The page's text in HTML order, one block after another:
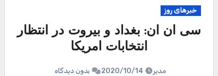
خبرهای روز
سی ان ان: بغداد و بیروت در انتظار
انتخابات امریکا
مدیر 2020/10/14 بدون دیدگاه